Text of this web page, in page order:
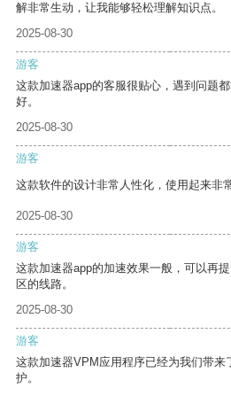
解非常生动，让我能够轻松理解知识点。
2025-08-30
游客
这款加速器app的客服很贴心，遇到问题
好。
2025-08-30
游客
这款软件的设计非常人性化，使用起来非
2025-08-30
游客
这款加速器app的加速效果一般，可以再
区的线路。
2025-08-30
游客
这款加速器VPM应用程序已经为我们带来
护。